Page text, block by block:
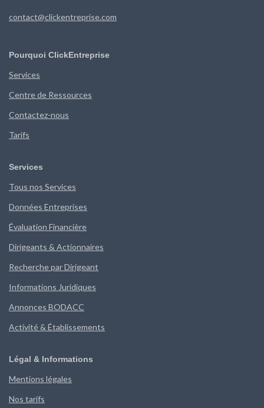
contact@clickentreprise.com
Pourquoi ClickEntreprise
Services
Centre de Ressources
Contactez-nous
Tarifs
Services
Tous nos Services
Données Entreprises
Évaluation Financière
Dirigeants & Actionnaires
Recherche par Dirigeant
Informations Juridiques
Annonces BODACC
Activité & Établissements
Légal & Informations
Mentions légales
Nos tarifs